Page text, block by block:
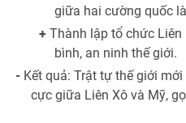
giữa hai cường quốc
+ Thành lập tổ chức
bình, an ninh thế giới.
- Kết quả: Trật tự thế giới
cực giữa Liên Xô và Mỹ,